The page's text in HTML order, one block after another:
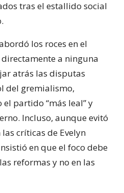
tras el estallido social
los roces en el
a ninguna
atrás las disputas
del gremialismo,
partido “más leal” y
Incluso, aunque evitó
críticas de Evelyn
en que el foco debe
reformas y no en las